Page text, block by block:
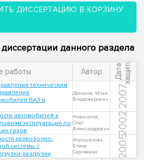
ДИССЕРТАЦИЮ В КОРЗИНУ
данного раздела
работы Автор Д
а
т
а
з
а
щ
и
т ы
техническим
ВАЗ в
Денисов, Илья
Владимирович
2007
автомобилей к
эксплуатации по
газов
Новоселов,
Олег
Александрович
2002
развозочно-
системы с
разгрузки
Хорошилова,
Елена
Сергеевна
2005